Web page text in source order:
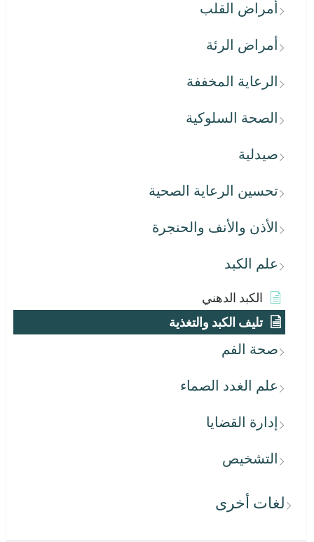
أمراض القلب
أمراض الرئة
الرعاية المخففة
الصحة السلوكية
صيدلية
تحسين الرعاية الصحية
الأذن والأنف والحنجرة
علم الكبد
الكبد الدهني
تليف الكبد والتغذية
صحة الفم
علم الغدد الصماء
إدارة القضايا
التشخيص
لغات أخرى